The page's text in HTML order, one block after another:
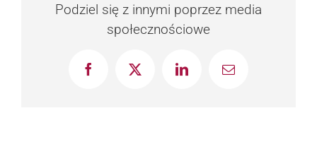
Podziel się z innymi poprzez media
społecznościowe
FacebookX LinkedInEmail